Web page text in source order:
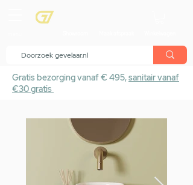
Gratis bezorging vanaf € 495,sanitair vanaf
€30 gratis